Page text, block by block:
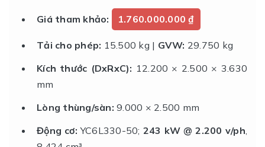
Giá tham khảo: 1.760.000.000 ₫
Tải cho phép: 15.500 kg | GVW: 29.750 kg
Kích thước (DxRxC): 12.200 × 2.500 × 3.630
mm
Lòng thùng/sàn: 9.000 × 2.500 mm
Động cơ: YC6L330-50; 243 kW @ 2.200 v/ph,